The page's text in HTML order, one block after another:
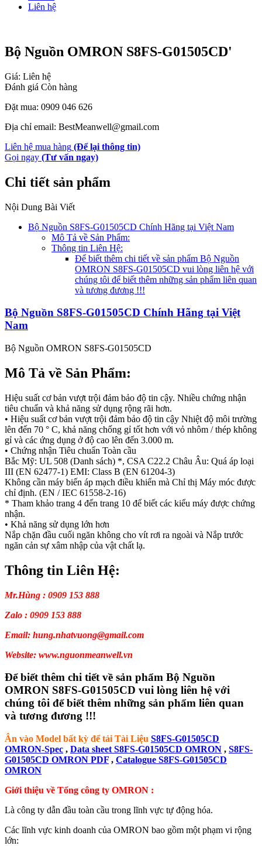
Liên hệ
Bộ Nguồn OMRON S8FS-G01505CD'
Giá: Liên hệ
Đánh giá Còn hàng
Đặt mua: 0909 046 626
Địa chỉ email: BestMeanwell@gmail.com
Liên hệ mua hàng (Để lại thông tin)
Gọi ngay (Tư vấn ngay)
Chi tiết sản phẩm
Nội Dung Bài Viết
Bộ Nguồn S8FS-G01505CD Chính Hãng tại Việt Nam
Mô Tả về Sản Phẩm:
Thông tin Liên Hệ:
Để biết thêm chi tiết về sản phẩm Bộ Nguồn
OMRON S8FS-G01505CD vui lòng liên hệ với
chúng tôi để biết thêm những sản phẩm liên quan
và tương đương !!!
Bộ Nguồn S8FS-G01505CD Chính Hãng tại Việt
Nam
Bộ Nguồn OMRON S8FS-G01505CD
Mô Tả về Sản Phẩm:
Hiệu suất cơ bản vượt trội đảm bảo độ tin cậy. Nhiều chứng nhận
tiêu chuẩn và khả năng sử dụng rộng rãi hơn.
• Hiệu suất cơ bản vượt trội đảm bảo độ tin cậy Nhiệt độ môi trường
lên đến 70 ° C, khả năng chống gỉ tốt hơn với vỏ nhôm / thép không
gỉ và các ứng dụng ở độ cao lên đến 3.000 m.
• Chứng nhận Tiêu chuẩn Toàn cầu
Bắc Mỹ: UL 508 (Danh sách) *, CSA C22.2 Châu Âu: Quá áp loại
III (EN 62477-1) EMI: Class B (EN 61204-3)
Không cần máy biến áp mạch điều khiển mà Chỉ thị Máy móc được
chỉ định. (EN / IEC 61558-2-16)
* Tham khảo trang 4 đến trang 10 để biết các kiểu máy được chứng
nhận.
• Khả năng sử dụng lớn hơn
Nắp chặn đầu cuối ngăn không cho vít rơi ra ngoài và Nắp trước
ngăn cản sự xâm nhập của vật chất lạ.
Thông tin Liên Hệ:
Mr.Hùng : 0909 153 888
Zalo : 0909 153 888
Email: hung.nhatvuong@gmail.com
Website: www.nguonmeanwell.vn
Để biết thêm chi tiết về sản phẩm Bộ Nguồn
OMRON S8FS-G01505CD vui lòng liên hệ với
chúng tôi để biết thêm những sản phẩm liên quan
và tương đương !!!
Ân vào Model bất kỳ để tải Tài Liệu S8FS-G01505CD
OMRON-Spec , Data sheet S8FS-G01505CD OMRON , S8FS-
G01505CD OMRON PDF , Catalogue S8FS-G01505CD
OMRON
Giới thiệu về Tổng công ty OMRON :
Là công ty dẫn đầu toàn cầu trong lĩnh vực tự động hóa.
Các lĩnh vực kinh doanh của OMRON bao gồm một phạm vi rộng
lớn: